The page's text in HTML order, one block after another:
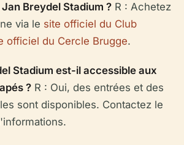
Breydel Stadium ? R : Achetez
via le site officiel du Club
officiel du Cercle Brugge.
Stadium est-il accessible aux
? R : Oui, des entrées et des
sont disponibles. Contactez le